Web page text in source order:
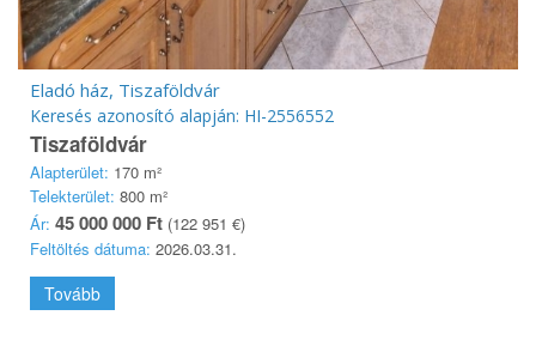
Eladó ház, Tiszaföldvár
Keresés azonosító alapján: HI-2556552
Tiszaföldvár
Alapterület: 170 m²
Telekterület: 800 m²
Ár: 45 000 000 Ft (122 951 €)
Feltöltés dátuma: 2026.03.31.
Tovább